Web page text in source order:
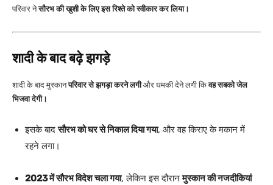
परिवार नेसौरभ की खुशी के लिए इस रिश्ते को स्वीकार कर लिया।
शादी के बाद बढ़े झगड़े
शादी के बाद मुस्कानपरिवार से झगड़ा करने लगीऔर धमकी देने लगी किवह सबको जेल
भिजवा देगी।
इसके बादसौरभ को घर से निकाल दिया गया, और वह किराए के मकान में
रहने लगा।
2023 में सौरभ विदेश चला गया, लेकिन इस दौरानमुस्कान की नजदीकियां